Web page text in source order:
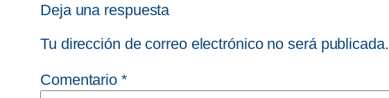
Deja una respuesta
Tu dirección de correo electrónico no será publicada.
Comentario *